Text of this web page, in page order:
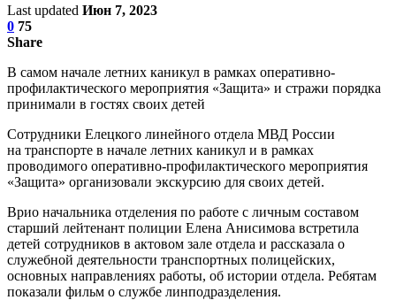
Last updated Июн 7, 2023
0 75
Share
В самом начале летних каникул в рамках оперативно-
профилактического мероприятия «Защита» и стражи порядка
принимали в гостях своих детей
Сотрудники Елецкого линейного отдела МВД России
на транспорте в начале летних каникул и в рамках
проводимого оперативно-профилактического мероприятия
«Защита» организовали экскурсию для своих детей.
Врио начальника отделения по работе с личным составом
старший лейтенант полиции Елена Анисимова встретила
детей сотрудников в актовом зале отдела и рассказала о
служебной деятельности транспортных полицейских,
основных направлениях работы, об истории отдела. Ребятам
показали фильм о службе линподразделения.